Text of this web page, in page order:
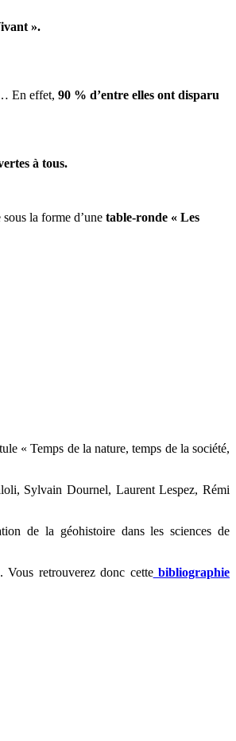
».
En effet, 90 % d’entre elles ont disparu
à tous.
la forme d’une table-ronde « Les
« Temps de la nature, temps de la société,
Sylvain Dournel, Laurent Lespez, Rémi
de la géohistoire dans les sciences de
Vous retrouverez donc cettebibliographie